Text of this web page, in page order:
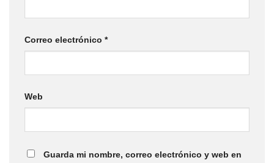
Correo electrónico *
Web
Guarda mi nombre, correo electrónico y web en